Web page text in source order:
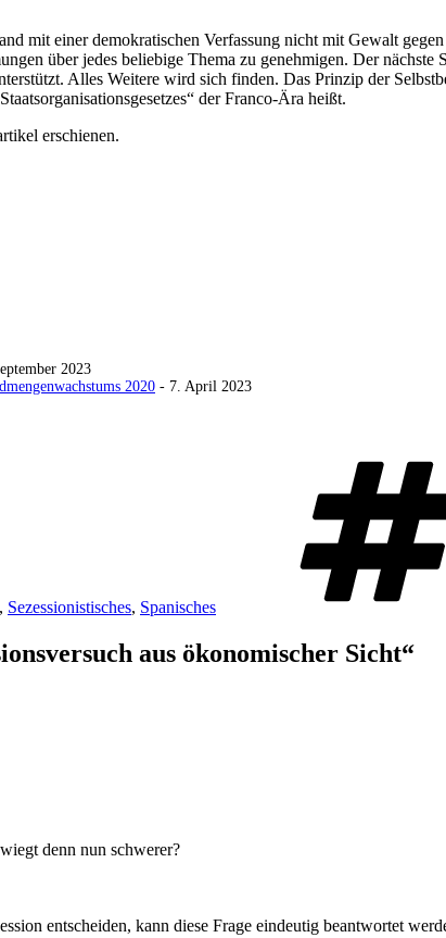
mit einer demokratischen Verfassung nicht mit Gewalt
über jedes beliebige Thema zu genehmigen. Der
Alles Weitere wird sich finden. Das Prinzip der
der Franco-Ära heißt.
erschienen.
2023
2020 - 7. April 2023
, Sezessionistisches, Spanisches
aus ökonomischer Sicht“
denn nun schwerer?
entscheiden, kann diese Frage eindeutig beantwortet